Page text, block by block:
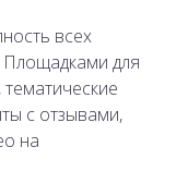
всех
Площадками для
с отзывами,
на